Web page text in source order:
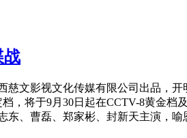
战
文影视文化传媒有限公司出品
将于9月30日起在CCTV-8黄金档
、曹磊、郑家彬、封新天主演，